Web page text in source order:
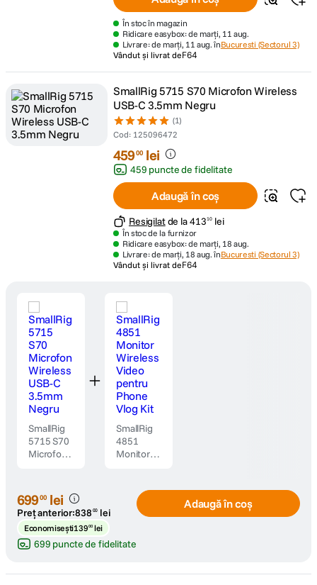
În stoc în magazin
Ridicare easybox: de marți, 11 aug.
Livrare: de marți, 11 aug. înBucuresti (Sectorul 3)
Vândut și livrat deF64
SmallRig 5715 S70 Microfon Wireless
USB-C 3.5mm Negru
(1)
Cod: 125096472
45900 lei
459 puncte de fidelitate
Adaugă în coș
Resigilatde la41310 lei
În stoc de la furnizor
Ridicare easybox: de marți, 18 aug.
Livrare: de marți, 18 aug. înBucuresti (Sectorul 3)
Vândut și livrat deF64
SmallRig
5715 S70
Microfon
3.5mm
Negru
SmallRig
4851
Monitor
pentru
Phone
Vlog Kit
69900 lei
Preț anterior:838 00 lei
Economisești13900 lei
699 puncte de fidelitate
Adaugă în coș